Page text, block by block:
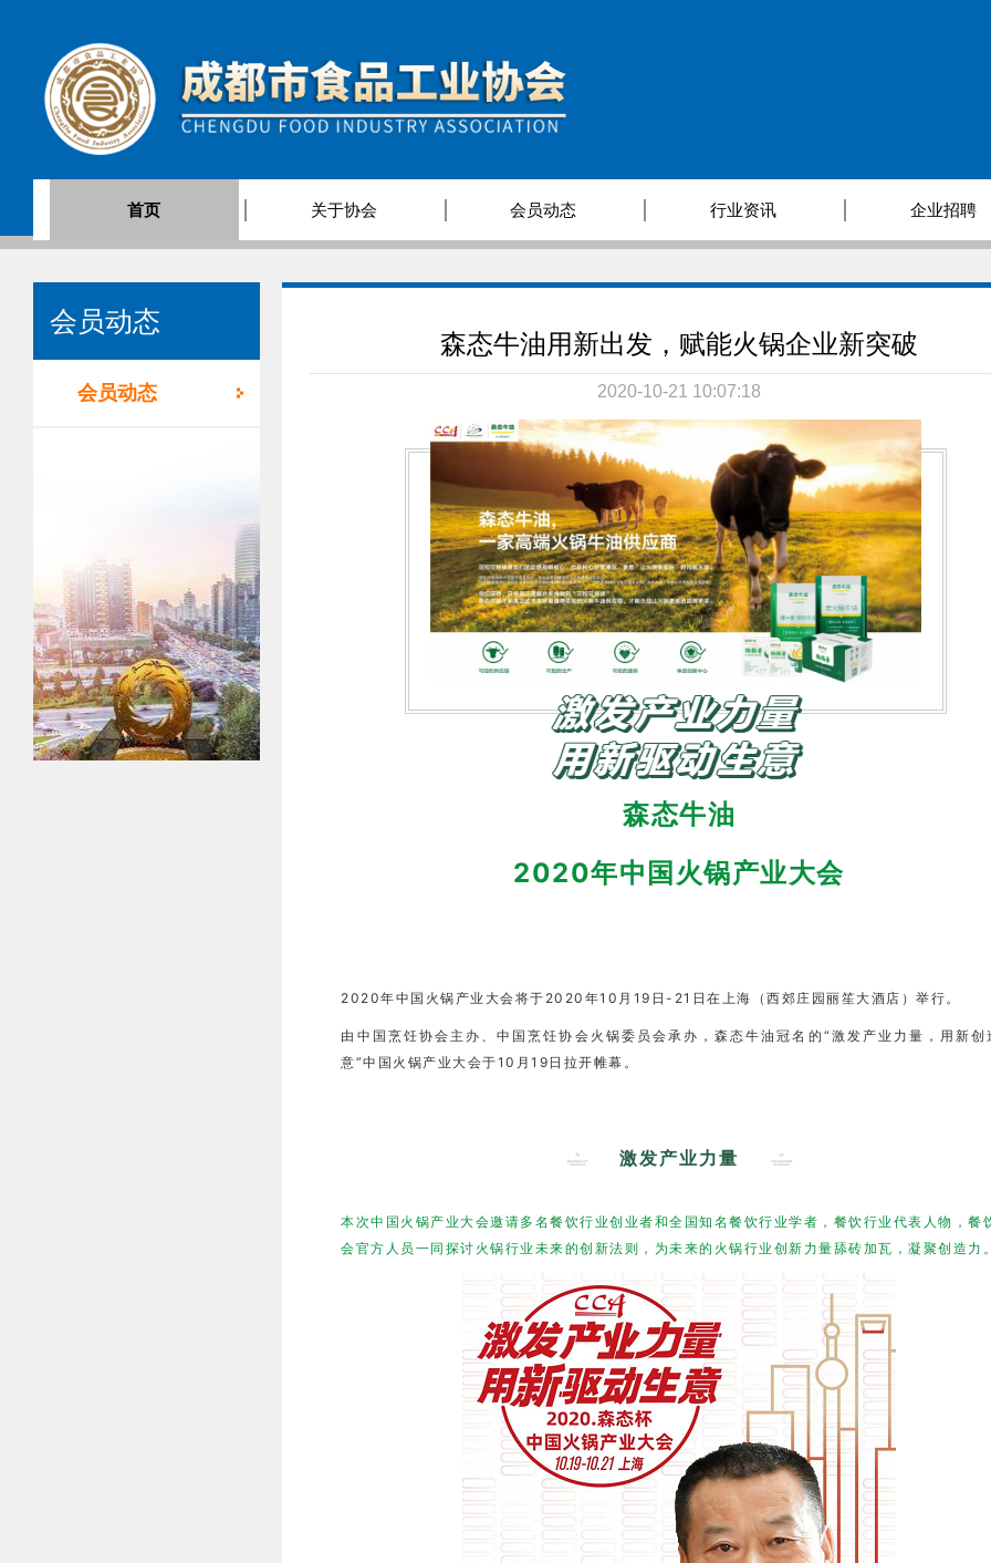
首页 关于协会 会员动态 行业资讯 企业招聘
会员动态
会员动态
森态牛油用新出发，赋能火锅企业新突破
2020-10-21 10:07:18
森态牛油
2020年中国火锅产业大会
2020年中国火锅产业大会将于2020年10月19日-21日在上海（西郊庄园丽笙大酒店）举行。
由中国烹饪协会主办、中国烹饪协会火锅委员会承办，森态牛油冠名的“激发产业力量，用新创
意”中国火锅产业大会于10月19日拉开帷幕。
激发产业力量
本次中国火锅产业大会邀请多名餐饮行业创业者和全国知名餐饮行业学者，餐饮行业代表人物，餐
会官方人员一同探讨火锅行业未来的创新法则，为未来的火锅行业创新力量舔砖加瓦，凝聚创造力